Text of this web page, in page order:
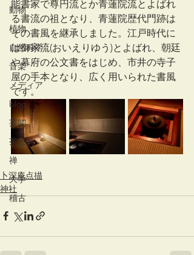
動物
植物
自然科学
音楽
メディア
blog
芸能
茶道具
禅
大学
稽古
能書家で尊円流とか青蓮院流とよばれ
る書流の祖となり、青蓮院歴代門跡は
その書風を継承しました。江戸時代に
は御家流(おいえりゆう)とよばれ、朝廷
や幕府の公文書をはじめ、市井の寺子
屋の手本となり、広く用いられた書風
です。
卜深庵点描
神社